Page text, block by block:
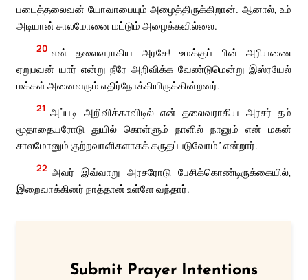
படைத்தலைவன் யோவாபையும் அழைத்திருக்கிறான். ஆனால், உம்
அடியான் சாலமோனை மட்டும் அழைக்கவில்லை.
20 என் தலைவராகிய அரசே! உமக்குப் பின் அரியணை
ஏறுபவன் யார் என்று நீரே அறிவிக்க வேண்டுமென்று இஸ்ரயேல்
மக்கள் அனைவரும் எதிர்நோக்கியிருக்கின்றனர்.
21 அப்படி அறிவிக்காவிடில் என் தலைவராகிய அரசர் தம்
மூதாதையரோடு துயில் கொள்ளும் நாளில் நானும் என் மகன்
சாலமோனும் குற்றவாளிகளாகக் கருதப்படுவோம்” என்றார்.
22 அவர் இவ்வாறு அரசரோடு பேசிக்கொண்டிருக்கையில்,
இறைவாக்கினர் நாத்தான் உள்ளே வந்தார்.
Submit Prayer Intentions